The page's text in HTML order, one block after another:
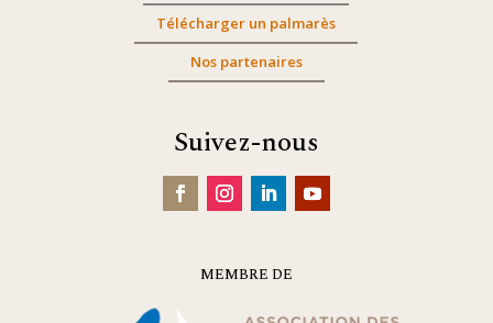
Télécharger un palmarès
Nos partenaires
Suivez-nous
MEMBRE DE